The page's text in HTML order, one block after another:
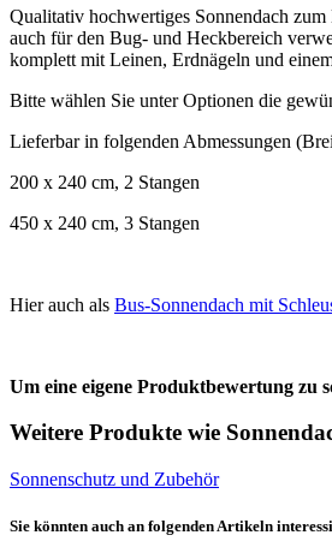
Qualitativ hochwertiges Sonnendach
auch für den Bug- und Heckbereich
komplett mit Leinen, Erdnägeln und
Bitte wählen Sie unter Optionen die
Lieferbar in folgenden Abmessungen
200 x 240 cm, 2 Stangen
450 x 240 cm, 3 Stangen
Hier auch als Bus-Sonnendach mit
Um eine eigene Produktbewertung zu
Weitere Produkte wie
Sonnenschutz und Zubehör
Sie könnten auch an folgenden Artikeln